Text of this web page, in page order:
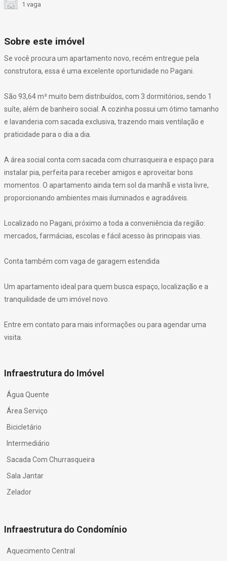
1 vaga
Sobre este imóvel
Se você procura um apartamento novo, recém entregue pela
construtora, essa é uma excelente oportunidade no Pagani.
São 93,64 m² muito bem distribuídos, com 3 dormitórios, sendo 1
suíte, além de banheiro social. A cozinha possui um ótimo tamanho
e lavanderia com sacada exclusiva, trazendo mais ventilação e
praticidade para o dia a dia.
A área social conta com sacada com churrasqueira e espaço para
instalar pia, perfeita para receber amigos e aproveitar bons
momentos. O apartamento ainda tem sol da manhã e vista livre,
proporcionando ambientes mais iluminados e agradáveis.
Localizado no Pagani, próximo a toda a conveniência da região:
mercados, farmácias, escolas e fácil acesso às principais vias.
Conta também com vaga de garagem estendida
Um apartamento ideal para quem busca espaço, localização e a
tranquilidade de um imóvel novo.
Entre em contato para mais informações ou para agendar uma
visita.
Infraestrutura do Imóvel
Água Quente
Área Serviço
Bicicletário
Intermediário
Sacada Com Churrasqueira
Sala Jantar
Zelador
Infraestrutura do Condomínio
Aquecimento Central